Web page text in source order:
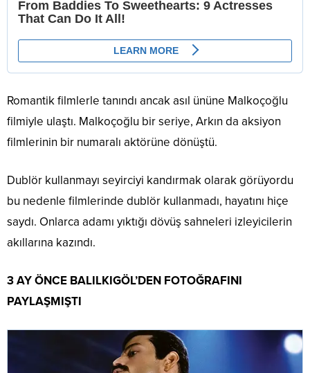
Romantik filmlerle tanındı ancak asıl ününe Malkoçoğlu
filmiyle ulaştı. Malkoçoğlu bir seriye, Arkın da aksiyon
filmlerinin bir numaralı aktörüne dönüştü.
Dublör kullanmayı seyirciyi kandırmak olarak görüyordu
bu nedenle filmlerinde dublör kullanmadı, hayatını hiçe
saydı. Onlarca adamı yıktığı dövüş sahneleri izleyicilerin
akıllarına kazındı.
3 AY ÖNCE BALILKIGÖL’DEN FOTOĞRAFINI
PAYLAŞMIŞTI